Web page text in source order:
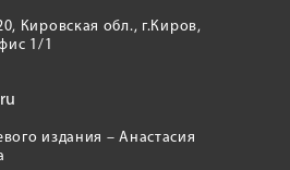
Кировская обл., г.Киров,
1/1
издания – Анастасия